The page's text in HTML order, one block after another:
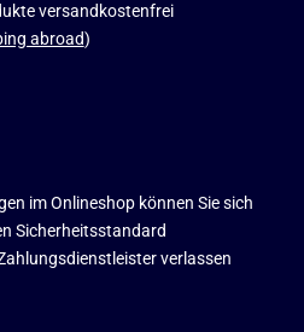
versandkostenfrei
abroad)
im Onlineshop können Sie sich
Sicherheitsstandard
verlassen